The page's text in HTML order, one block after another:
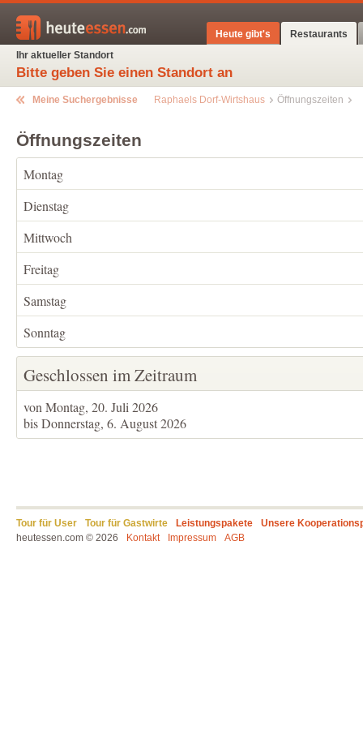
Restaurants
Heute gibt's
Ihr aktueller Standort
Bitte geben Sie einen Standort an
Meine Suchergebnisse Raphaels Dorf-Wirtshaus Öffnungszeiten
Öffnungszeiten
Montag
Dienstag
Mittwoch
Freitag
Samstag
Sonntag
Geschlossen im Zeitraum
von Montag, 20. Juli 2026
bis Donnerstag, 6. August 2026
Tour für User Tour für Gastwirte Leistungspakete
Unsere
heutessen.com © 2026
Kontakt Impressum AGB